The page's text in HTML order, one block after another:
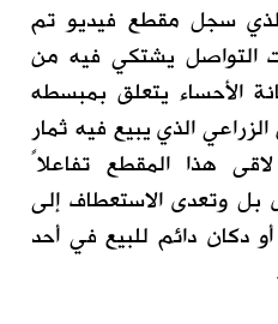
الذي سجل مقطع فيديو تم
التواصل يشتكي فيه من
الأحساء يتعلق بمبسطه
الذي يبيع فيه ثمار
هذا المقطع تفاعلاً
وتعدى الاستعطاف إلى
دكان دائم للبيع في أحد